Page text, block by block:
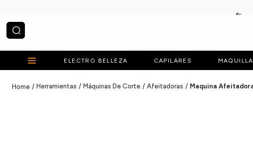
¿Qué estás buscando?
ELECTRO BELLEZA CAPILARES
Herramientas Máquinas De Corte Afeitadoras Maquina